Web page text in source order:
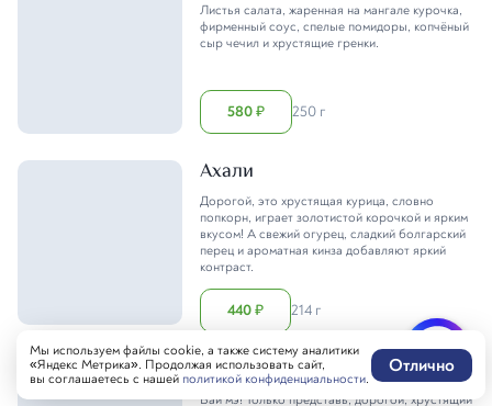
Листья салата, жаренная на мангале курочка,
фирменный соус, спелые помидоры, копчёный
сыр чечил и хрустящие гренки.
580₽ 250 г
Ахали
Дорогой, это хрустящая курица, словно
попкорн, играет золотистой корочкой и ярким
вкусом! А свежий огурец, сладкий болгарский
перец и ароматная кинза добавляют яркий
контраст.
440₽ 214 г
Сололаки креветидзе
Вай мэ! Только представь, дорогой, хрустящий
Мы используем файлы cookie, а также систему аналитики
«Яндекс Метрика». Продолжая использовать сайт,
вы соглашаетесь с нашей политикой конфиденциальности.
Отлично